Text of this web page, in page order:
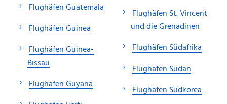
Flughäfen Guatemala
Flughäfen Guinea
Flughäfen Guinea-
Bissau
Flughäfen Guyana
Flughäfen St. Vincent
und die Grenadinen
Flughäfen Südafrika
Flughäfen Sudan
Flughäfen Südkorea